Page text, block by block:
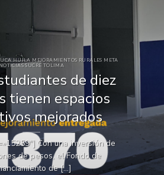
HUILA MEJORAMIENTOS RURALES META
NOTICIAS SUCRE TOLIMA
de diez
tienen espacios
mejorados
Con una inversión de
de pesos, el Fondo de
de [...]